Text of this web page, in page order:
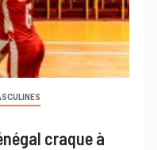
craque à